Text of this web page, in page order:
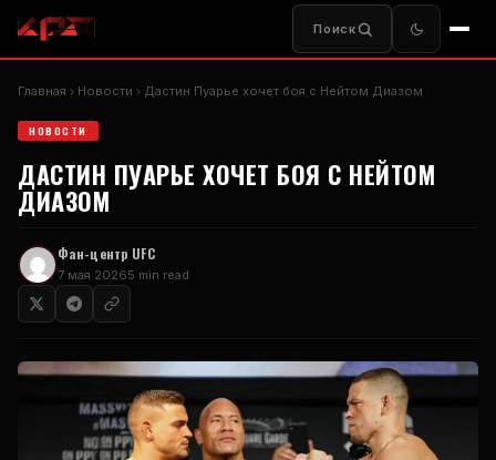
Поиск
Главная Новости Дастин Пуарье хочет боя с Нейтом Диазом
НОВОСТИ
ДАСТИН ПУАРЬЕ ХОЧЕТ БОЯ С НЕЙТОМ
ДИАЗОМ
Фан-центр UFC
7 мая 20265 min read